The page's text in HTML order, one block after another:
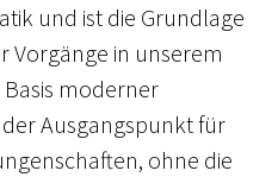
und ist die Grundlage
Vorgänge in unserem
moderner
Ausgangspunkt für
ohne die